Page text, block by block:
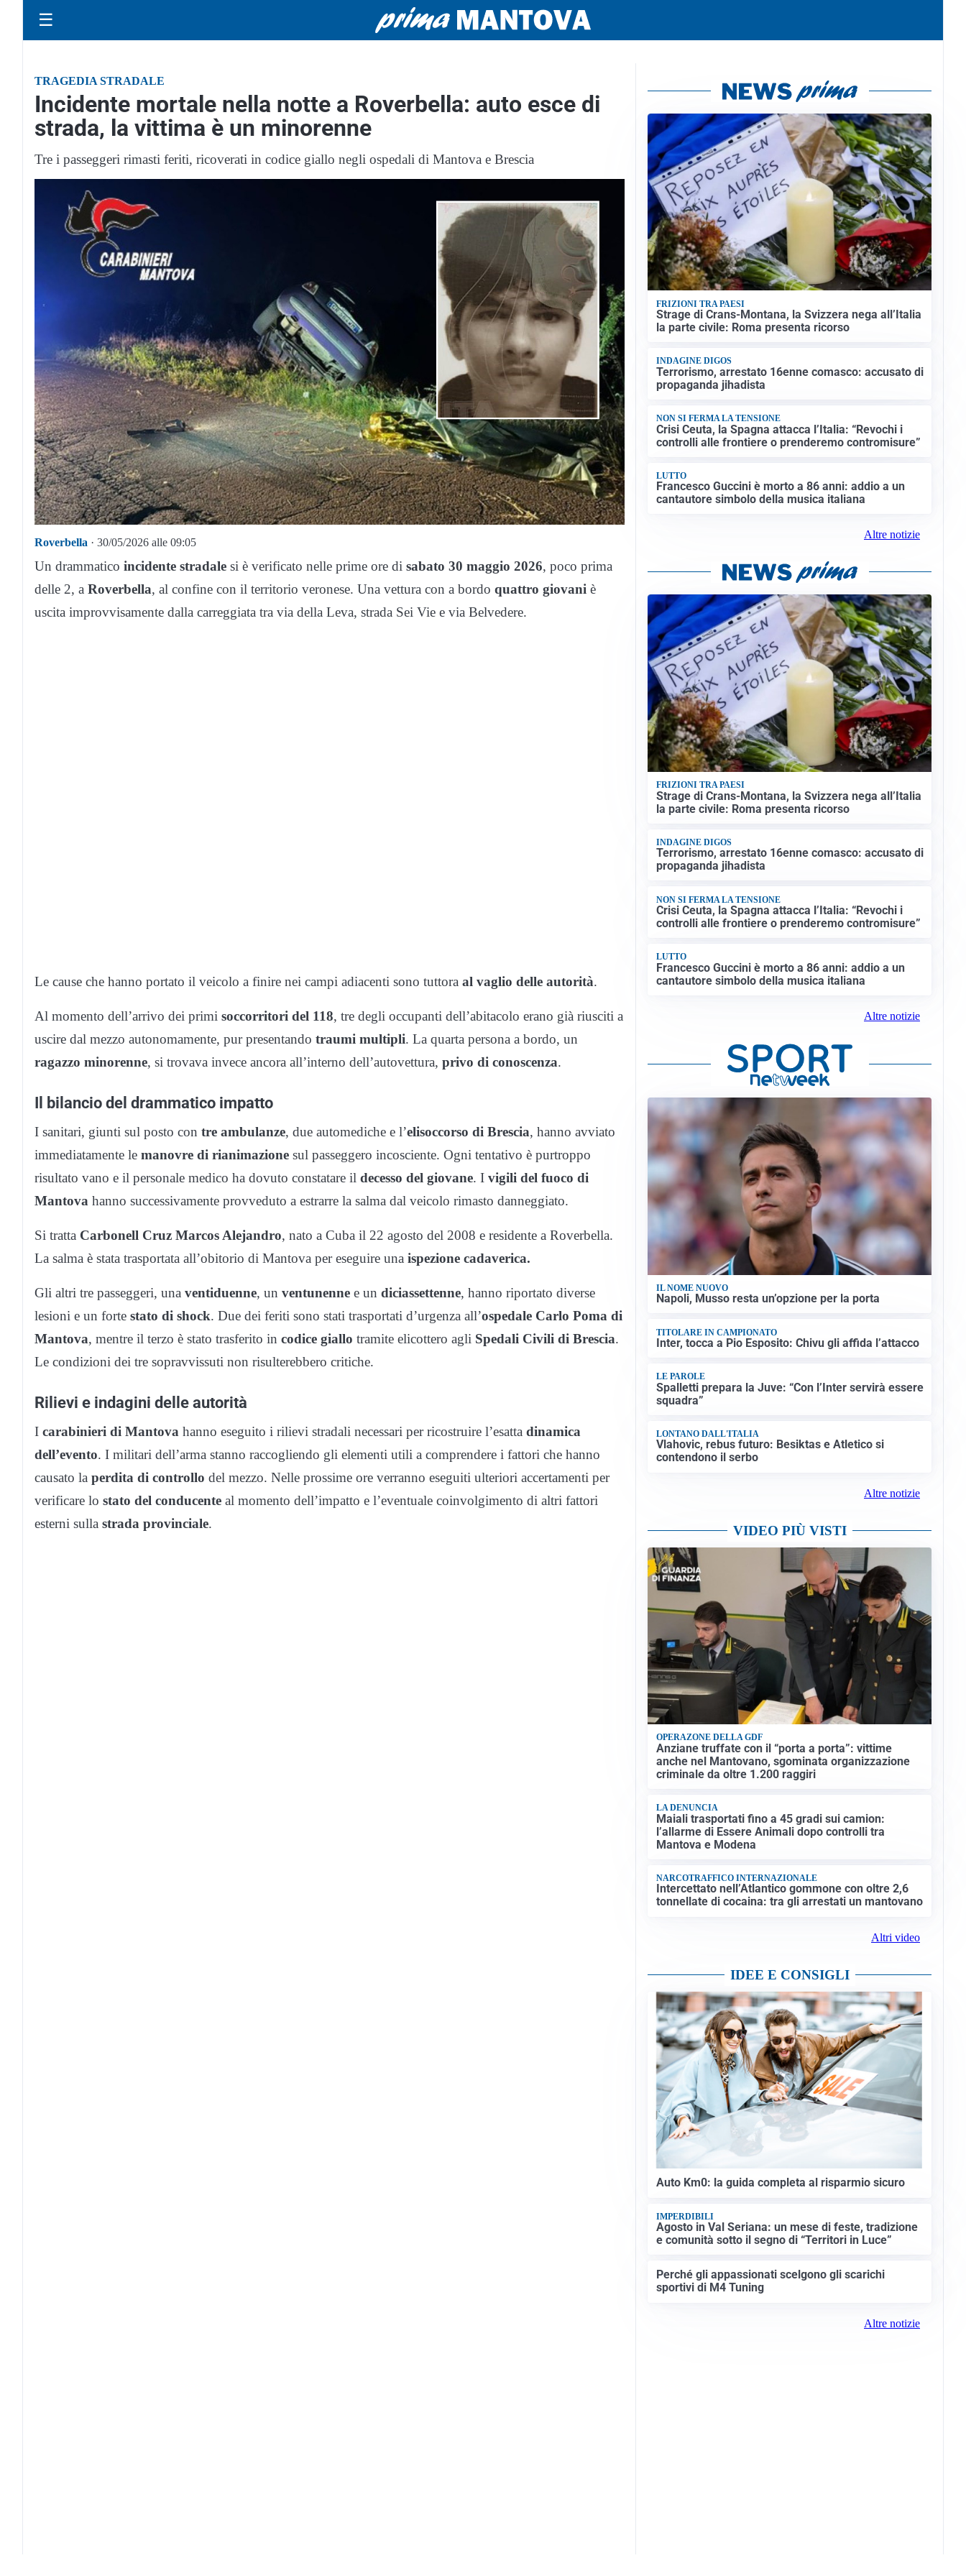
☰
TRAGEDIA STRADALE
Incidente mortale nella notte a Roverbella: auto esce di
strada, la vittima è un minorenne
Tre i passeggeri rimasti feriti, ricoverati in codice giallo negli ospedali di Mantova e Brescia
Roverbella · 30/05/2026 alle 09:05
Un drammatico incidente stradale si è verificato nelle prime ore di sabato 30 maggio 2026, poco prima
delle 2, a Roverbella, al confine con il territorio veronese. Una vettura con a bordo quattro giovani è
uscita improvvisamente dalla carreggiata tra via della Leva, strada Sei Vie e via Belvedere.
Le cause che hanno portato il veicolo a finire nei campi adiacenti sono tuttora al vaglio delle autorità.
Al momento dell’arrivo dei primi soccorritori del 118, tre degli occupanti dell’abitacolo erano già riusciti a
uscire dal mezzo autonomamente, pur presentando traumi multipli. La quarta persona a bordo, un
ragazzo minorenne, si trovava invece ancora all’interno dell’autovettura, privo di conoscenza.
Il bilancio del drammatico impatto
I sanitari, giunti sul posto con tre ambulanze, due automediche e l’elisoccorso di Brescia, hanno avviato
immediatamente le manovre di rianimazione sul passeggero incosciente. Ogni tentativo è purtroppo
risultato vano e il personale medico ha dovuto constatare il decesso del giovane. I vigili del fuoco di
Mantova hanno successivamente provveduto a estrarre la salma dal veicolo rimasto danneggiato.
Si tratta Carbonell Cruz Marcos Alejandro, nato a Cuba il 22 agosto del 2008 e residente a Roverbella.
La salma è stata trasportata all’obitorio di Mantova per eseguire una ispezione cadaverica.
Gli altri tre passeggeri, una ventiduenne, un ventunenne e un diciassettenne, hanno riportato diverse
lesioni e un forte stato di shock. Due dei feriti sono stati trasportati d’urgenza all’ospedale Carlo Poma di
Mantova, mentre il terzo è stato trasferito in codice giallo tramite elicottero agli Spedali Civili di Brescia.
Le condizioni dei tre sopravvissuti non risulterebbero critiche.
Rilievi e indagini delle autorità
I carabinieri di Mantova hanno eseguito i rilievi stradali necessari per ricostruire l’esatta dinamica
dell’evento. I militari dell’arma stanno raccogliendo gli elementi utili a comprendere i fattori che hanno
causato la perdita di controllo del mezzo. Nelle prossime ore verranno eseguiti ulteriori accertamenti per
verificare lo stato del conducente al momento dell’impatto e l’eventuale coinvolgimento di altri fattori
esterni sulla strada provinciale.
FRIZIONI TRA PAESI
Strage di Crans-Montana, la Svizzera nega all’Italia
la parte civile: Roma presenta ricorso
INDAGINE DIGOS
Terrorismo, arrestato 16enne comasco: accusato di
propaganda jihadista
NON SI FERMA LA TENSIONE
Crisi Ceuta, la Spagna attacca l’Italia: “Revochi i
controlli alle frontiere o prenderemo contromisure”
LUTTO
Francesco Guccini è morto a 86 anni: addio a un
cantautore simbolo della musica italiana
Altre notizie
FRIZIONI TRA PAESI
Strage di Crans-Montana, la Svizzera nega all’Italia
la parte civile: Roma presenta ricorso
INDAGINE DIGOS
Terrorismo, arrestato 16enne comasco: accusato di
propaganda jihadista
NON SI FERMA LA TENSIONE
Crisi Ceuta, la Spagna attacca l’Italia: “Revochi i
controlli alle frontiere o prenderemo contromisure”
LUTTO
Francesco Guccini è morto a 86 anni: addio a un
cantautore simbolo della musica italiana
Altre notizie
IL NOME NUOVO
Napoli, Musso resta un’opzione per la porta
TITOLARE IN CAMPIONATO
Inter, tocca a Pio Esposito: Chivu gli affida l’attacco
LE PAROLE
Spalletti prepara la Juve: “Con l’Inter servirà essere
squadra”
LONTANO DALL'ITALIA
Vlahovic, rebus futuro: Besiktas e Atletico si
contendono il serbo
Altre notizie
VIDEO PIÙ VISTI
OPERAZONE DELLA GDF
Anziane truffate con il “porta a porta”: vittime
anche nel Mantovano, sgominata organizzazione
criminale da oltre 1.200 raggiri
LA DENUNCIA
Maiali trasportati fino a 45 gradi sui camion:
l’allarme di Essere Animali dopo controlli tra
Mantova e Modena
NARCOTRAFFICO INTERNAZIONALE
Intercettato nell’Atlantico gommone con oltre 2,6
tonnellate di cocaina: tra gli arrestati un mantovano
Altri video
IDEE E CONSIGLI
Auto Km0: la guida completa al risparmio sicuro
IMPERDIBILI
Agosto in Val Seriana: un mese di feste, tradizione
e comunità sotto il segno di “Territori in Luce”
Perché gli appassionati scelgono gli scarichi
sportivi di M4 Tuning
Altre notizie